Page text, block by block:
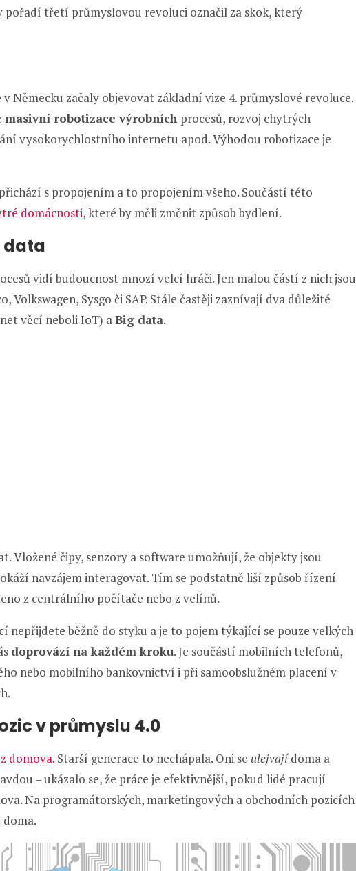
pořadí třetí průmyslovou revoluci označil za skok, který
v Německu začaly objevovat základní vize 4. průmyslové revoluce.
masivní robotizace výrobních procesů, rozvoj chytrých
vysokorychlostního internetu apod. Výhodou robotizace je
s propojením a to propojením všeho. Součástí této
domácnosti, které by měli změnit způsob bydlení.
data
vidí budoucnost mnozí velcí hráči. Jen malou částí z nich jsou
Volkswagen, Sysgo či SAP. Stále častěji zaznívají dva důležité
věcí neboli IoT) aBig data.
Vložené čipy, senzory a software umožňují, že objekty jsou
navzájem interagovat. Tím se podstatně liší způsob řízení
z centrálního počítače nebo z velínů.
nepřijdete běžně do styku a je to pojem týkající se pouze velkých
doprovází na každém kroku. Je součástí mobilních telefonů,
nebo mobilního bankovnictví i při samoobslužném placení v
v průmyslu 4.0
domova. Starší generace to nechápala. Oni se ulejvajídoma a
– ukázalo se, že práce je efektivnější, pokud lidé pracují
Na programátorských, marketingových a obchodních pozicích